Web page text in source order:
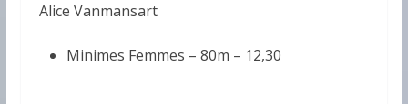
Alice Vanmansart
Minimes Femmes – 80m – 12,30